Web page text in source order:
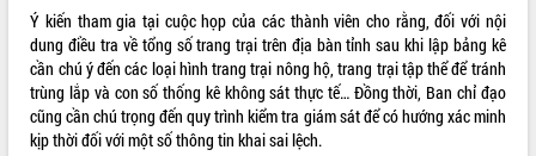
Ý kiến tham gia tại cuộc họp của các thành viên cho rằng, đối với nội
dung điều tra về tổng số trang trại trên địa bàn tỉnh sau khi lập bảng kê
cần chú ý đến các loại hình trang trại nông hộ, trang trại tập thể để tránh
trùng lắp và con số thống kê không sát thực tế… Đồng thời, Ban chỉ đạo
cũng cần chú trọng đến quy trình kiểm tra giám sát để có hướng xác minh
kịp thời đối với một số thông tin khai sai lệch.